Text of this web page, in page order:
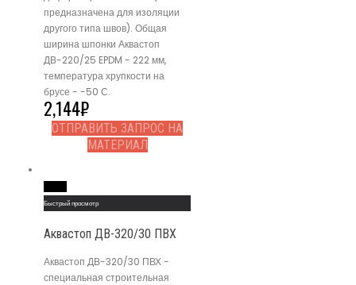
предназначена для изоляции
другого типа швов). Общая
ширина шпонки Аквастоп
ДВ-220/25 EPDM - 222 мм,
температура хрупкости на
брусе - -50 С.
2,144₽
ОТПРАВИТЬ ЗАПРОС НА
МАТЕРИАЛ
Быстрый просмотр
Аквастоп ДВ-320/30 ПВХ
Аквастоп ДВ-320/30 ПВХ -
специальная строительная